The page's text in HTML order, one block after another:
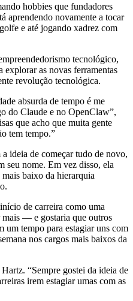
hobbies que fundadores
aprendendo novamente a tocar
e até jogando xadrez com
tecnológico,
explorar as novas ferramentas
revolução tecnológica.
absurda de tempo é me
do Claude e no OpenClaw”,
que acho que muita gente
tem tempo.”
ideia de começar tudo de novo,
seu nome. Em vez disso, ela
baixo da hierarquia
de carreira como uma
mais — e gostaria que outros
um tempo para estagiar uns com
nos cargos mais baixos da
“Sempre gostei da ideia de
irem estagiar umas com as